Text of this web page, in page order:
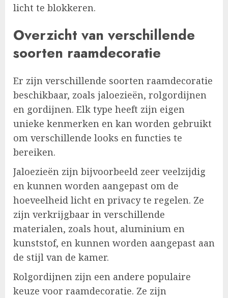
licht te blokkeren.
Overzicht van verschillende
soorten raamdecoratie
Er zijn verschillende soorten raamdecoratie
beschikbaar, zoals jaloezieën, rolgordijnen
en gordijnen. Elk type heeft zijn eigen
unieke kenmerken en kan worden gebruikt
om verschillende looks en functies te
bereiken.
Jaloezieën zijn bijvoorbeeld zeer veelzijdig
en kunnen worden aangepast om de
hoeveelheid licht en privacy te regelen. Ze
zijn verkrijgbaar in verschillende
materialen, zoals hout, aluminium en
kunststof, en kunnen worden aangepast aan
de stijl van de kamer.
Rolgordijnen zijn een andere populaire
keuze voor raamdecoratie. Ze zijn